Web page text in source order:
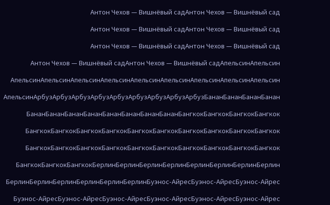
Антон Чехов — Вишнёвый садАнтон Чехов — Вишнёвый сад
Антон Чехов — Вишнёвый садАнтон Чехов — Вишнёвый сад
Антон Чехов — Вишнёвый садАнтон Чехов — Вишнёвый сад
Антон Чехов — Вишнёвый садАнтон Чехов — Вишнёвый садАпельсинАпельсин
АпельсинАпельсинАпельсинАпельсинАпельсинАпельсинАпельсинАпельсинАпельсин
АпельсинАрбузАрбузАрбузАрбузАрбузАрбузАрбузАрбузАрбузБананБананБананБанан
БананБананБананБананБананБананБананБананБангкокБангкокБангкокБангкок
БангкокБангкокБангкокБангкокБангкокБангкокБангкокБангкокБангкокБангкок
БангкокБангкокБангкокБангкокБангкокБангкокБангкокБангкокБангкокБангкок
БангкокБангкокБангкокБерлинБерлинБерлинБерлинБерлинБерлинБерлинБерлин
БерлинБерлинБерлинБерлинБерлинБерлинБуэнос-АйресБуэнос-АйресБуэнос-Айрес
Буэнос-АйресБуэнос-АйресБуэнос-АйресБуэнос-АйресБуэнос-АйресБуэнос-Айрес